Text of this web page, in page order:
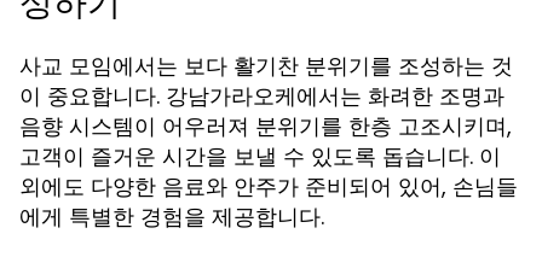
사교 모임에서는 보다 활기찬 분위기를 조성하는 것
이 중요합니다. 강남가라오케에서는 화려한 조명과
음향 시스템이 어우러져 분위기를 한층 고조시키며,
고객이 즐거운 시간을 보낼 수 있도록 돕습니다. 이
외에도 다양한 음료와 안주가 준비되어 있어, 손님들
에게 특별한 경험을 제공합니다.